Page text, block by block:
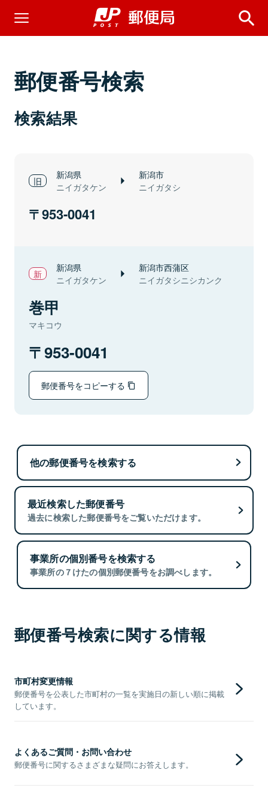
郵便番号検索
検索結果
新潟県
ニイガタケン
新潟市
ニイガタシ
953-0041
新潟県
ニイガタケン
新潟市西蒲区
ニイガタシニシカンク
巻甲
マキコウ
953-0041
郵便番号をコピーする
他の郵便番号を検索する
最近検索した郵便番号
過去に検索した郵便番号をご覧いただけます。
事業所の個別番号を検索する
事業所の７けたの個別郵便番号をお調べします。
郵便番号検索に関する情報
市町村変更情報
郵便番号を公表した市町村の一覧を実施日の新しい順に掲載
しています。
よくあるご質問・お問い合わせ
郵便番号に関するさまざまな疑問にお答えします。